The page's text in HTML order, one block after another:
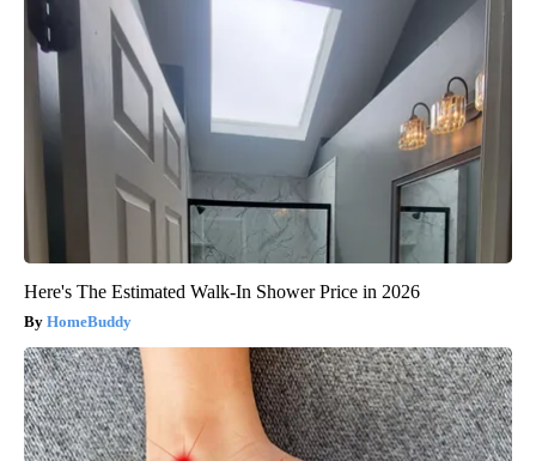
Here's The Estimated Walk-In Shower Price in 2026
HomeBuddy